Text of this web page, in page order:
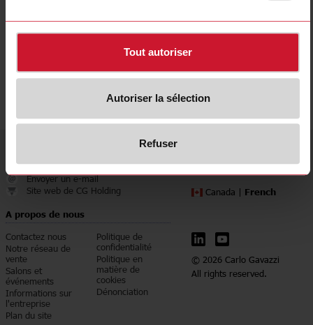
Tout autoriser
Autoriser la sélection
Refuser
Outil de sélection du
905 542 0979
Envoyer un e-mail
Site web de CG Holding
A propos de nous
Contactez nous
Notre réseau de
vente
Salons et
événements
Informations sur
l'entreprise
Plan du site
Politique de
confidentialité
Politique en
matière de
cookies
Dénonciation
pays/langue
Canada | French
© 2026 Carlo Gavazzi
All rights reserved.